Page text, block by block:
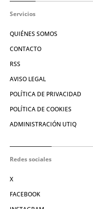
Servicios
QUIÉNES SOMOS
CONTACTO
RSS
AVISO LEGAL
POLÍTICA DE PRIVACIDAD
POLÍTICA DE COOKIES
ADMINISTRACIÓN UTIQ
Redes sociales
X
FACEBOOK